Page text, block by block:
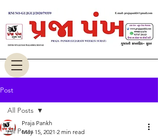
Post
All Posts
All Posts
Praja Pankh
May 15, 2021 2 min read